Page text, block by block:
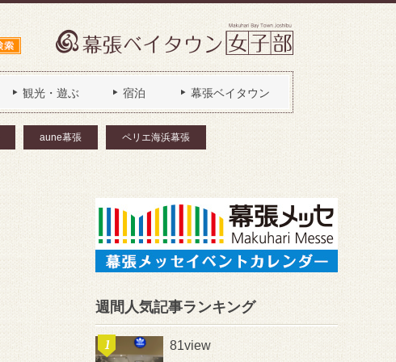
観光・遊ぶ 宿泊 幕張ベイタウン
aune幕張 ペリエ海浜幕張
週間人気記事ランキング
81view